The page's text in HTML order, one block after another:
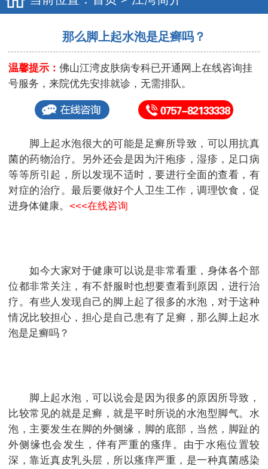
那么脚上起水泡是足癣吗？
温馨提示： 佛山江湾皮肤病专科已开通网上在线咨询挂
号服务，来院优先安排就诊，无需排队。
脚上起水泡很大的可能是足癣所导致，可以用抗真
菌的药物治疗。另外还会是因为汗疱疹，湿疹，足口病
等等所引起，所以发现不适时，要进行全面的查看，有
对症的治疗。最后要做好个人卫生工作，调理饮食，促
进身体健康。 <<<在线咨询
如今大家对于健康可以说是非常看重，身体各个部
位都非常关注，有不舒服时也想要查看到原因，进行治
疗。有些人发现自己的脚上起了很多的水泡，对于这种
情况比较担心，担心是自己患有了足癣，那么脚上起水
泡是足癣吗？
脚上起水泡，可以说会是因为很多的原因所导致，
比较常见的就是足癣，就是平时所说的水泡型脚气。水
泡，主要发生在脚的外侧缘，脚的底部，当然，脚趾的
外侧缘也会发生，伴有严重的瘙痒。由于水疱位置较
深，靠近真皮乳头层，所以瘙痒严重，是一种真菌感染